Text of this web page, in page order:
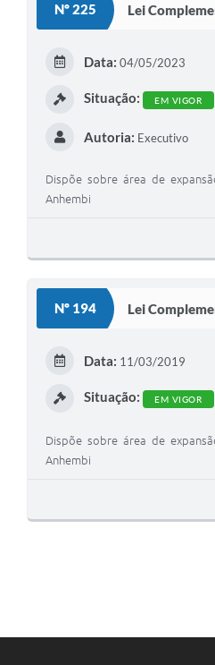
Nº 225 Lei
Data: 04/05/2023
Situação: EM VIGOR
Autoria: Executivo
Dispõe sobre área de
Anhembi
Nº 194 Lei
Data: 11/03/2019
Situação: EM VIGOR
Dispõe sobre área de
Anhembi